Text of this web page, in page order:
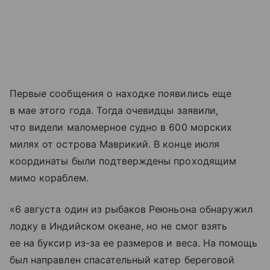
Первые сообщения о находке появились еще
в мае этого года. Тогда очевидцы заявили,
что видели маломерное судно в 600 морских
милях от острова Маврикий. В конце июля
координаты были подтверждены проходящим
мимо кораблем.
«6 августа один из рыбаков Реюньона обнаружил
лодку в Индийском океане, но не смог взять
ее на буксир из-за ее размеров и веса. На помощь
был направлен спасательный катер береговой